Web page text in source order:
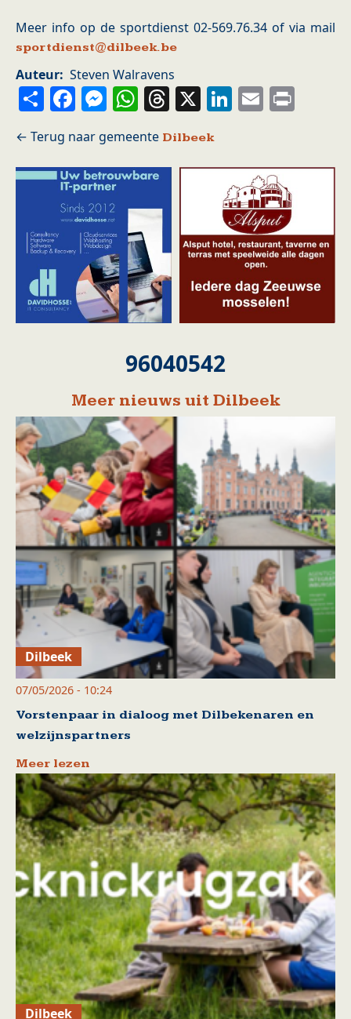
Meer info op de sportdienst 02-569.76.34 of via mail
sportdienst@dilbeek.be
Auteur Steven Walravens
ShareFacebook
Messenger
WhatsApp
Threads
X LinkedIn
Email
Dilbeek
96040542
Meer nieuws uit Dilbeek
Dilbeek
07/05/2026 - 10:24
Vorstenpaar in dialoog met Dilbekenaren en
welzijnspartners
Meer lezen
Dilbeek